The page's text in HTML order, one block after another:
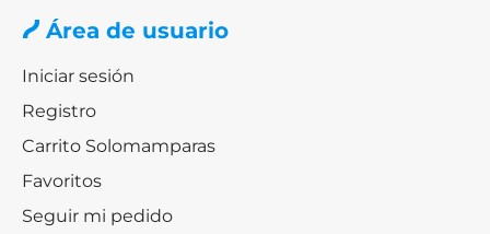
Área de usuario
Iniciar sesión
Registro
Carrito Solomamparas
Favoritos
Seguir mi pedido